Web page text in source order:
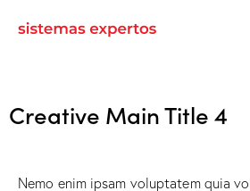
Creative Main Title 4
Nemo enim ipsam voluptatem quia